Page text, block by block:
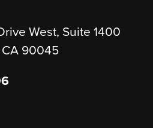
West, Suite 1400
90045